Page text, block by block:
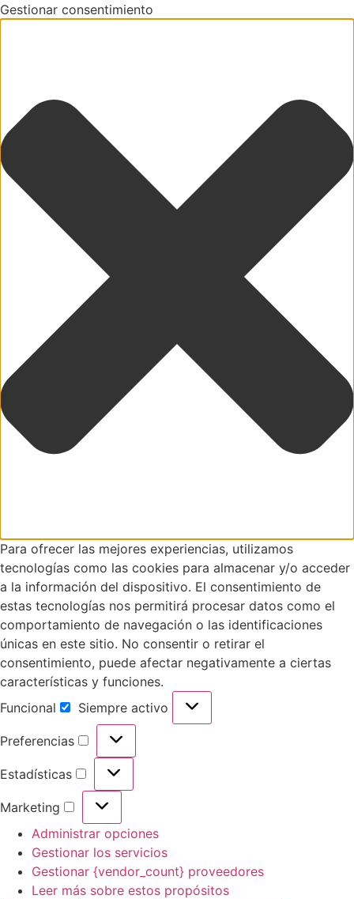
Gestionar consentimiento
Para ofrecer las mejores experiencias, utilizamos
tecnologías como las cookies para almacenar y/o acceder
a la información del dispositivo. El consentimiento de
estas tecnologías nos permitirá procesar datos como el
comportamiento de navegación o las identificaciones
únicas en este sitio. No consentir o retirar el
consentimiento, puede afectar negativamente a ciertas
características y funciones.
Funcional
Siempre activo
Preferencias
Estadísticas
Marketing
Administrar opciones
Gestionar los servicios
Gestionar {vendor_count} proveedores
Leer más sobre estos propósitos